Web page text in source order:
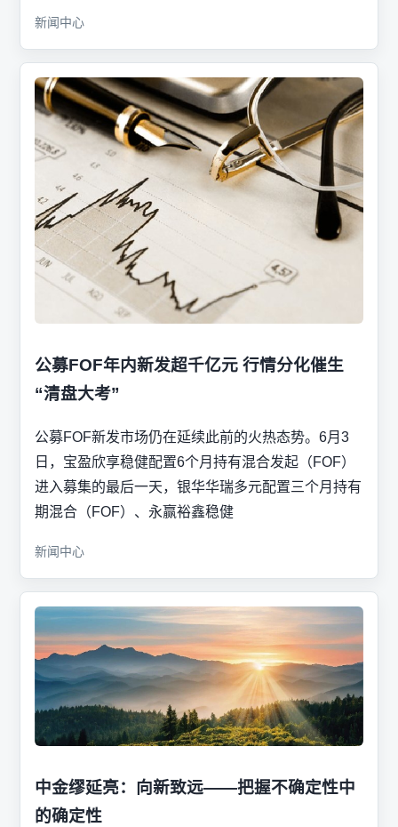
新闻中心
公募FOF年内新发超千亿元 行情分化催生
“清盘大考”
公募FOF新发市场仍在延续此前的火热态势。6月3
日，宝盈欣享稳健配置6个月持有混合发起（FOF）
进入募集的最后一天，银华华瑞多元配置三个月持有
期混合（FOF）、永赢裕鑫稳健
新闻中心
中金缪延亮：向新致远——把握不确定性中
的确定性